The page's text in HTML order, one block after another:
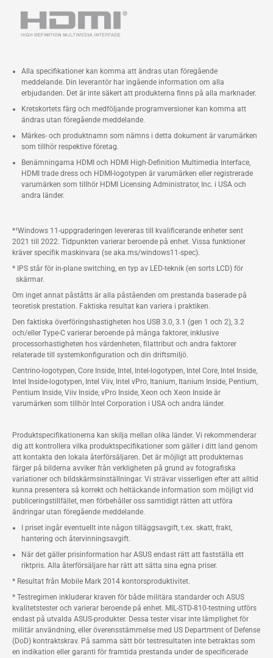
Alla specifikationer kan komma att ändras utan föregående
meddelande. Din leverantör har ingående information om alla
erbjudanden. Det är inte säkert att produkterna finns på alla marknader.
Kretskortets färg och medföljande programversioner kan komma att
ändras utan föregående meddelande.
Märkes- och produktnamn som nämns i detta dokument är varumärken
som tillhör respektive företag.
Benämningarna HDMI och HDMI High-Definition Multimedia Interface,
HDMI trade dress och HDMI-logotypen är varumärken eller registrerade
varumärken som tillhör HDMI Licensing Administrator, Inc. i USA och
andra länder.
*¹Windows 11-uppgraderingen levereras till kvalificerande enheter sent
2021 till 2022. Tidpunkten varierar beroende på enhet. Vissa funktioner
kräver specifik maskinvara (se aka.ms/windows11-spec).
* IPS står för in-plane switching, en typ av LED-teknik (en sorts LCD) för
skärmar.
Om inget annat påståtts är alla påståenden om prestanda baserade på
teoretisk prestation. Faktiska resultat kan variera i praktiken.
Den faktiska överföringshastigheten hos USB 3.0, 3.1 (gen 1 och 2), 3.2
och/eller Type-C varierar beroende på många faktorer, inklusive
processorhastigheten hos värdenheten, filattribut och andra faktorer
relaterade till systemkonfiguration och din driftsmiljö.
Centrino-logotypen, Core Inside, Intel, Intel-logotypen, Intel Core, Intel Inside,
Intel Inside-logotypen, Intel Viiv, Intel vPro, Itanium, Itanium Inside, Pentium,
Pentium Inside, Viiv Inside, vPro Inside, Xeon och Xeon Inside är
varumärken som tillhör Intel Corporation i USA och andra länder.
Produktspecifikationerna kan skilja mellan olika länder. Vi rekommenderar
dig att kontrollera vilka produktspecifikationer som gäller i ditt land genom
att kontakta den lokala återförsäljaren. Det är möjligt att produkternas
färger på bilderna avviker från verkligheten på grund av fotografiska
variationer och bildskärmsinställningar. Vi strävar visserligen efter att alltid
kunna presentera så korrekt och heltäckande information som möjligt vid
publiceringstillfället, men förbehåller oss samtidigt rätten att utföra
ändringar utan föregående meddelande.
I priset ingår eventuellt inte någon tilläggsavgift, t.ex. skatt, frakt,
hantering och återvinningsavgift.
När det gäller prisinformation har ASUS endast rätt att fastställa ett
riktpris. Alla återförsäljare har rätt att sätta sina egna priser.
* Resultat från Mobile Mark 2014 kontorsproduktivitet.
* Testregimen inkluderar kraven för både militära standarder och ASUS
kvalitetstester och varierar beroende på enhet. MIL-STD-810-testning utförs
endast på utvalda ASUS-produkter. Dessa tester visar inte lämplighet för
militär användning, eller överensstämmelse med US Department of Defense
(DoD) kontraktskrav. På samma sätt bör testresultaten inte betraktas som
en indikation eller garanti för framtida prestanda under de specificerade